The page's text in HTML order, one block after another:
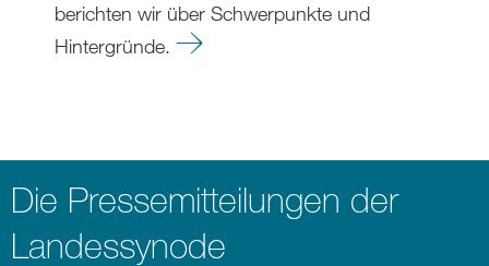
berichten wir über Schwerpunkte und
Hintergründe.
Die Pressemitteilungen der
Landessynode